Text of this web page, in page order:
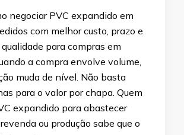
negociar PVC expandido em
com melhor custo, prazo e
para compras em
a compra envolve volume,
muda de nível. Não basta
para o valor por chapa. Quem
expandido para abastecer
ou produção sabe que o